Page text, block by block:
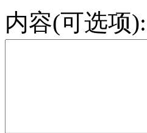
内容(可选项):